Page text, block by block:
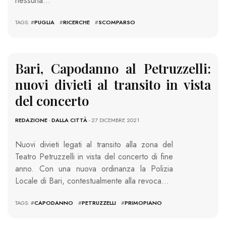
TAGS: #PUGLIA #RICERCHE #SCOMPARSO
Bari, Capodanno al Petruzzelli:
nuovi divieti al transito in vista
del concerto
REDAZIONE-DALLA CITTÀ- 27 DICEMBRE 2021
Nuovi divieti legati al transito alla zona del
Teatro Petruzzelli in vista del concerto di fine
anno. Con una nuova ordinanza la Polizia
Locale di Bari, contestualmente alla revoca…
TAGS: #CAPODANNO #PETRUZZELLI #PRIMOPIANO